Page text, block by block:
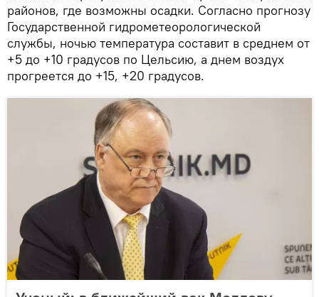
районов, где возможны осадки. Согласно прогнозу
Государственной гидрометеорологической
службы, ночью температура составит в среднем от
+5 до +10 градусов по Цельсию, а днем воздух
прогреется до +15, +20 градусов.